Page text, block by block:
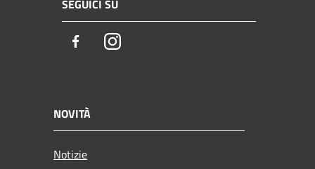
SEGUICI SU
FacebookInstagram
NOVITÀ
Notizie